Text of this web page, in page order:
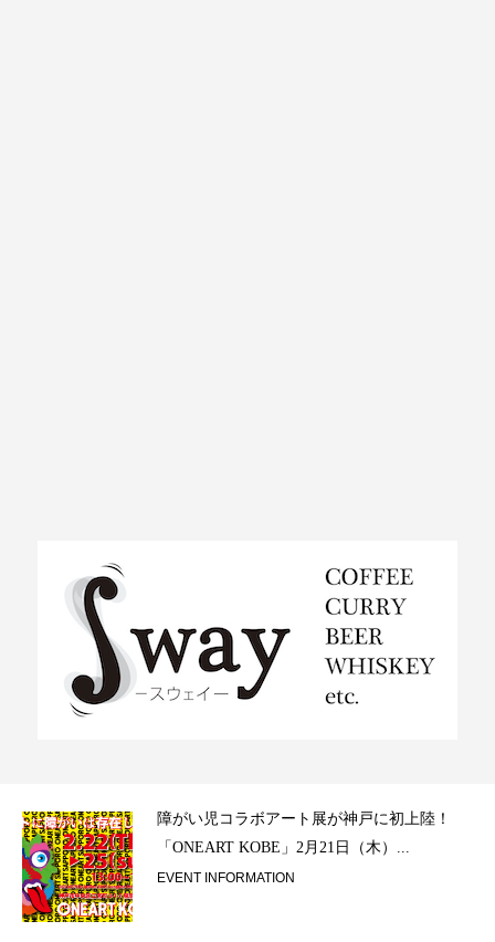
障がい児コラボアート展が神戸に初上陸！
「ONEART KOBE」2月21日（木）...
EVENT INFORMATION